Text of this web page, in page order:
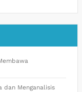
dan Menganalisis